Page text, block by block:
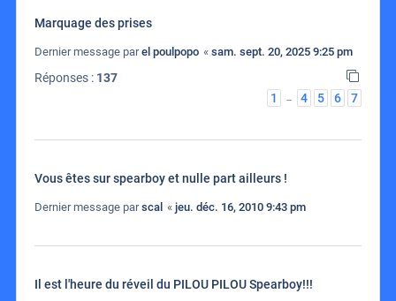
Marquage des prises
Dernier message parel poulpopo « sam. sept. 20, 2025 9:25 pm
Réponses : 137
1
… 4 5 6 7
Vous êtes sur spearboy et nulle part ailleurs !
Dernier message parscal « jeu. déc. 16, 2010 9:43 pm
Il est l'heure du réveil du PILOU PILOU Spearboy!!!